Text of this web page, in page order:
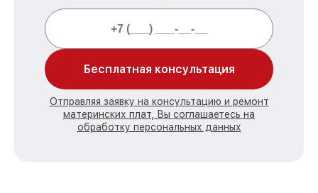
Бесплатная консультация
Отправляя заявку на консультацию и ремонт
материнских плат, Вы соглашаетесь на
обработку персональных данных